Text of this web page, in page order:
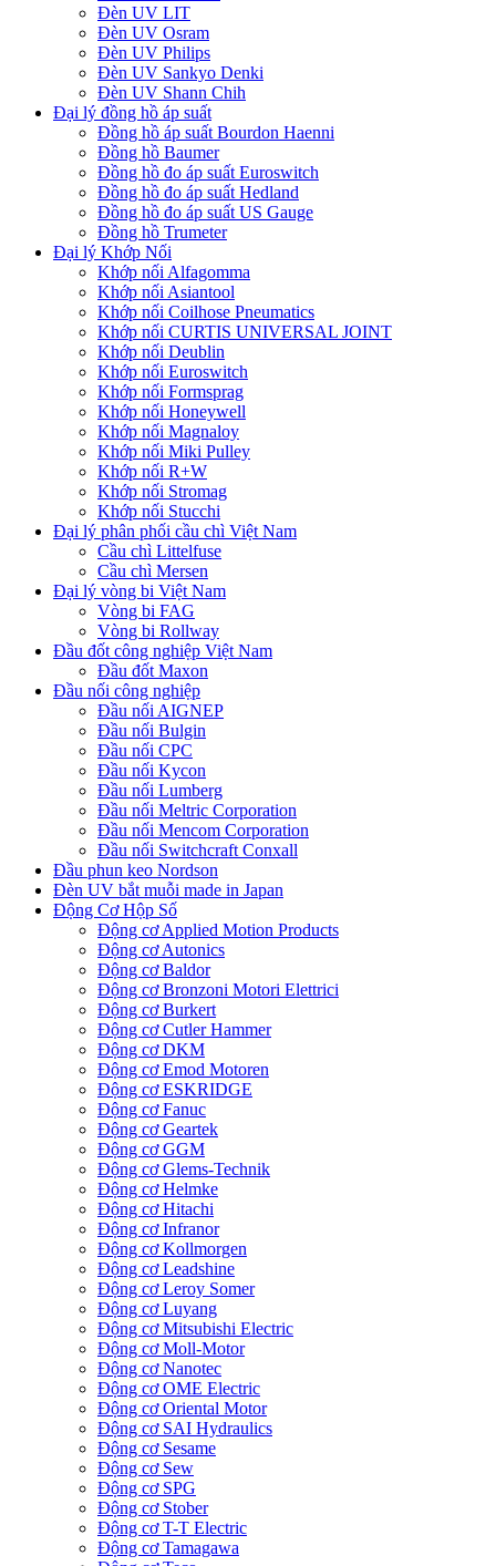
Đèn UV LIT
Đèn UV Osram
Đèn UV Philips
Đèn UV Sankyo Denki
Đèn UV Shann Chih
Đại lý đồng hồ áp suất
Đồng hồ áp suất Bourdon Haenni
Đồng hồ Baumer
Đồng hồ đo áp suất Euroswitch
Đồng hồ đo áp suất Hedland
Đồng hồ đo áp suất US Gauge
Đồng hồ Trumeter
Đại lý Khớp Nối
Khớp nối Alfagomma
Khớp nối Asiantool
Khớp nối Coilhose Pneumatics
Khớp nối CURTIS UNIVERSAL JOINT
Khớp nối Deublin
Khớp nối Euroswitch
Khớp nối Formsprag
Khớp nối Honeywell
Khớp nối Magnaloy
Khớp nối Miki Pulley
Khớp nối R+W
Khớp nối Stromag
Khớp nối Stucchi
Đại lý phân phối cầu chì Việt Nam
Cầu chì Littelfuse
Cầu chì Mersen
Đại lý vòng bi Việt Nam
Vòng bi FAG
Vòng bi Rollway
Đầu đốt công nghiệp Việt Nam
Đầu đốt Maxon
Đầu nối công nghiệp
Đầu nối AIGNEP
Đầu nối Bulgin
Đầu nối CPC
Đầu nối Kycon
Đầu nối Lumberg
Đầu nối Meltric Corporation
Đầu nối Mencom Corporation
Đầu nối Switchcraft Conxall
Đầu phun keo Nordson
Đèn UV bắt muỗi made in Japan
Động Cơ Hộp Số
Động cơ Applied Motion Products
Động cơ Autonics
Động cơ Baldor
Động cơ Bronzoni Motori Elettrici
Động cơ Burkert
Động cơ Cutler Hammer
Động cơ DKM
Động cơ Emod Motoren
Động cơ ESKRIDGE
Động cơ Fanuc
Động cơ Geartek
Động cơ GGM
Động cơ Glems-Technik
Động cơ Helmke
Động cơ Hitachi
Động cơ Infranor
Động cơ Kollmorgen
Động cơ Leadshine
Động cơ Leroy Somer
Động cơ Luyang
Động cơ Mitsubishi Electric
Động cơ Moll-Motor
Động cơ Nanotec
Động cơ OME Electric
Động cơ Oriental Motor
Động cơ SAI Hydraulics
Động cơ Sesame
Động cơ Sew
Động cơ SPG
Động cơ Stober
Động cơ T-T Electric
Động cơ Tamagawa